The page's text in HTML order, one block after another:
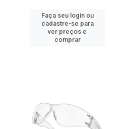
Faça seu login ou
cadastre-se para
ver preços e
comprar